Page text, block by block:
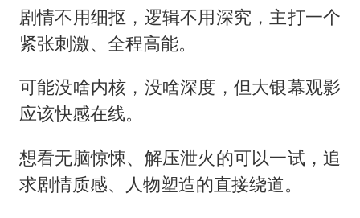
剧情不用细抠，逻辑不用深究，主打一个
紧张刺激、全程高能。
可能没啥内核，没啥深度，但大银幕观影
应该快感在线。
想看无脑惊悚、解压泄火的可以一试，追
求剧情质感、人物塑造的直接绕道。